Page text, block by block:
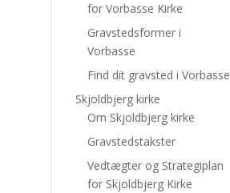
for Vorbasse Kirke
Gravstedsformer i
Vorbasse
Find dit gravsted i Vorbasse
Skjoldbjerg kirke
Om Skjoldbjerg kirke
Gravstedstakster
Vedtægter og Strategiplan
for Skjoldbjerg Kirke